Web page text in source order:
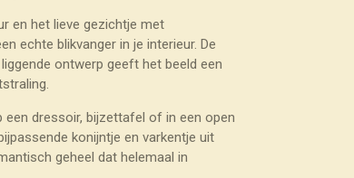
en het lieve gezichtje met
echte blikvanger in je interieur. De
ontwerp geeft het beeld een
dressoir, bijzettafel of in een open
konijntje en varkentje uit
geheel dat helemaal in